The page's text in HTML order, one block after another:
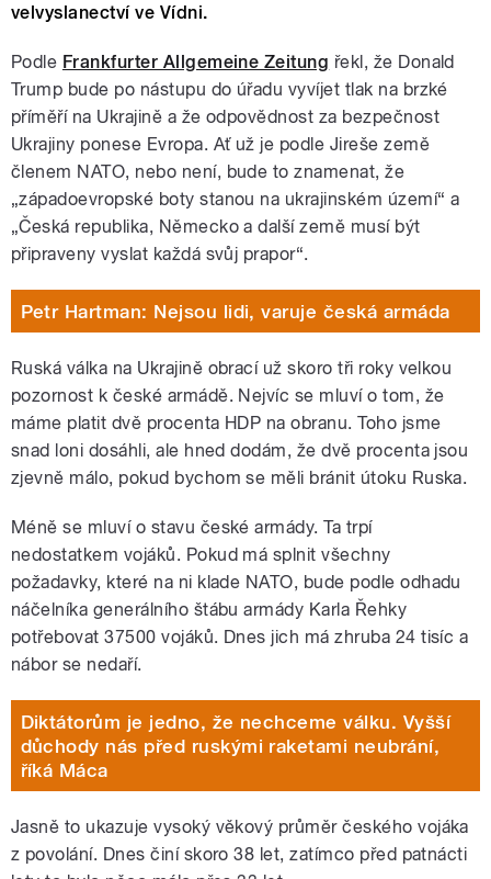
velvyslanectví ve Vídni.
Podle Frankfurter Allgemeine Zeitung řekl, že Donald
Trump bude po nástupu do úřadu vyvíjet tlak na brzké
příměří na Ukrajině a že odpovědnost za bezpečnost
Ukrajiny ponese Evropa. Ať už je podle Jireše země
členem NATO, nebo není, bude to znamenat, že
„západoevropské boty stanou na ukrajinském území“ a
„Česká republika, Německo a další země musí být
připraveny vyslat každá svůj prapor“.
Petr Hartman: Nejsou lidi, varuje česká armáda
Ruská válka na Ukrajině obrací už skoro tři roky velkou
pozornost k české armádě. Nejvíc se mluví o tom, že
máme platit dvě procenta HDP na obranu. Toho jsme
snad loni dosáhli, ale hned dodám, že dvě procenta jsou
zjevně málo, pokud bychom se měli bránit útoku Ruska.
Méně se mluví o stavu české armády. Ta trpí
nedostatkem vojáků. Pokud má splnit všechny
požadavky, které na ni klade NATO, bude podle odhadu
náčelníka generálního štábu armády Karla Řehky
potřebovat 37500 vojáků. Dnes jich má zhruba 24 tisíc a
nábor se nedaří.
Diktátorům je jedno, že nechceme válku. Vyšší
důchody nás před ruskými raketami neubrání,
říká Máca
Jasně to ukazuje vysoký věkový průměr českého vojáka
z povolání. Dnes činí skoro 38 let, zatímco před patnácti